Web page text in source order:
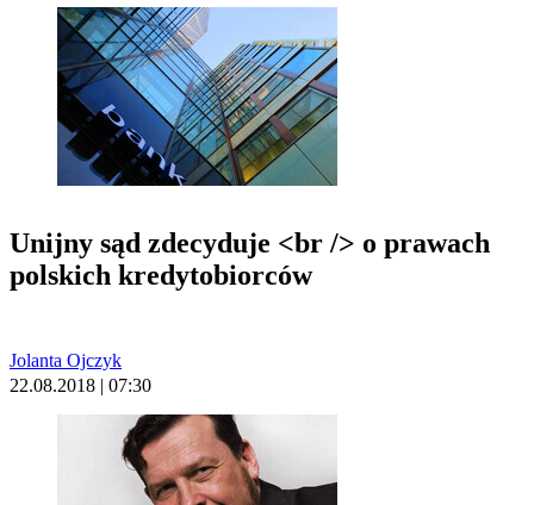
Unijny sąd zdecyduje <br /> o prawach
polskich kredytobiorców
Jolanta Ojczyk
22.08.2018 | 07:30